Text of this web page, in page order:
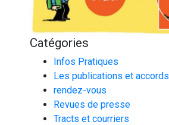
Catégories
Infos Pratiques
Les publications et accords
rendez-vous
Revues de presse
Tracts et courriers